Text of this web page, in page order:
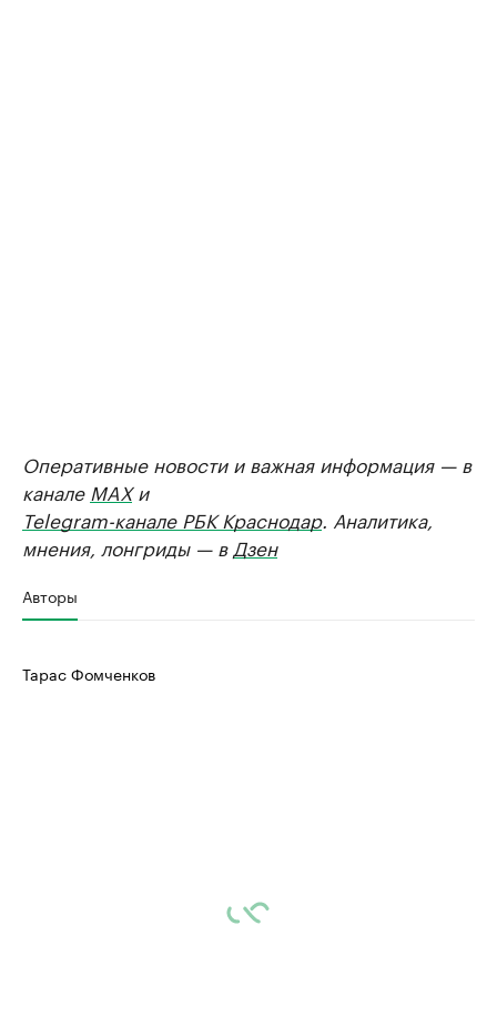
Оперативные новости и важная информация — в
канале MAXи
Telegram-канале РБК Краснодар. Аналитика,
мнения, лонгриды — в Дзен
Авторы
Тарас Фомченков